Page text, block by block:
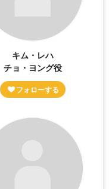
キム・レハ
チョ・ヨング役